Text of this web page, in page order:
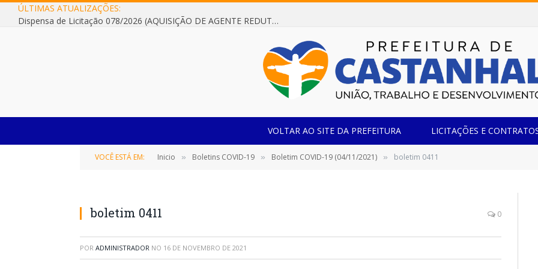
ÚLTIMAS ATUALIZAÇÕES:
Dispensa de Licitação 078/2026 (AQUISIÇÃO DE AGENTE REDUTOR LÍQUIDO AUTOMOTIVO – ARLA 32, PARA ATENDER A FROTA OFICIAL DE VEÍCULOS DA SECRETARIA MUNICIPAL DE EDUCAÇÃO DO MUNICÍPIO DE CASTANHAL/PA)
VOLTAR AO SITE DA PREFEITURA LICITAÇÕES E
VOCÊ ESTÁ EM: Inicio » Boletins COVID-19 » Boletim COVID-19 (04/11/2021) » boletim 0411
boletim 0411 0
POR ADMINISTRADOR NO 16 DE NOVEMBRO DE 2021